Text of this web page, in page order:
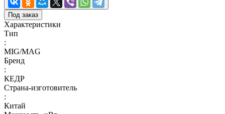
Под заказ
Характеристики
Тип
:
MIG/MAG
Бренд
:
КЕДР
Страна-изготовитель
:
Китай